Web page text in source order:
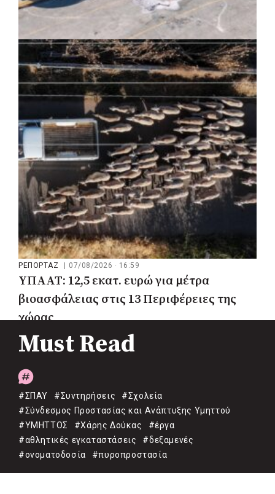
ΚΟΙΝΩΝΙΑ | 07/08/2026 · 17:08
HYMETTUS WATER GRID: «Έξυπνο»
δίκτυο προστασίας των υδατοδεξαμενών
στον Υμηττό
ΡΕΠΟΡΤΑΖ 07/08/2026 · 16:59
ΥΠΑΑΤ: 12,5 εκατ. ευρώ για μέτρα
βιοασφάλειας στις 13 Περιφέρειες της
χώρας
Must Read
#ΣΠΑΥ #Συντηρήσεις
#Σχολεία
#Σύνδεσμος Προστασίας και Ανάπτυξης Υμηττού
#ΥΜΗΤΤΟΣ
#Χάρης Δούκας
#έργα
#αθλητικές εγκαταστάσεις
#δεξαμενές
#ονοματοδοσία
#πυροπροστασία